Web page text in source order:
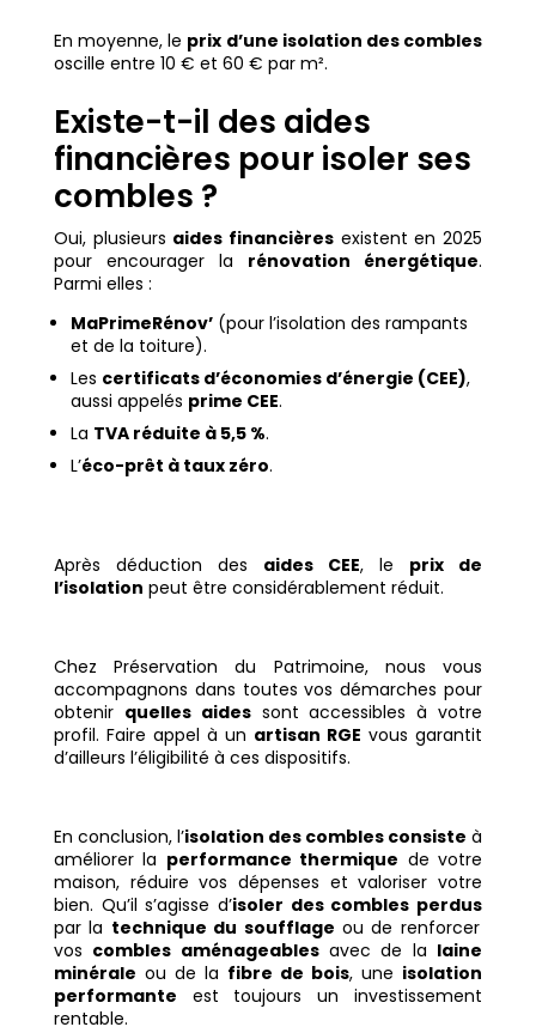
En moyenne, le prix d’une isolation des combles
oscille entre 10 € et 60 € par m².
Existe-t-il des aides
financières pour isoler ses
combles ?
Oui, plusieurs aides financières existent en 2025
pour encourager la rénovation énergétique.
Parmi elles :
MaPrimeRénov’(pour l’isolation des rampants
et de la toiture).
Les certificats d’économies d’énergie (CEE),
aussi appelés prime CEE.
La TVA réduite à 5,5 %.
L’éco-prêt à taux zéro.
Après déduction des aides CEE, le prix de
l’isolation peut être considérablement réduit.
Chez Préservation du Patrimoine, nous vous
accompagnons dans toutes vos démarches pour
obtenir quelles aidessont accessibles à votre
profil. Faire appel à un artisan RGE vous garantit
d’ailleurs l’éligibilité à ces dispositifs.
En conclusion, l’isolation des combles consiste à
améliorer la performance thermique de votre
maison, réduire vos dépenses et valoriser votre
bien. Qu’il s’agisse d’isoler des combles perdus
par la technique du soufflage ou de renforcer
vos combles aménageablesavec de la laine
minérale ou de la fibre de bois, une isolation
performante est toujours un investissement
rentable.